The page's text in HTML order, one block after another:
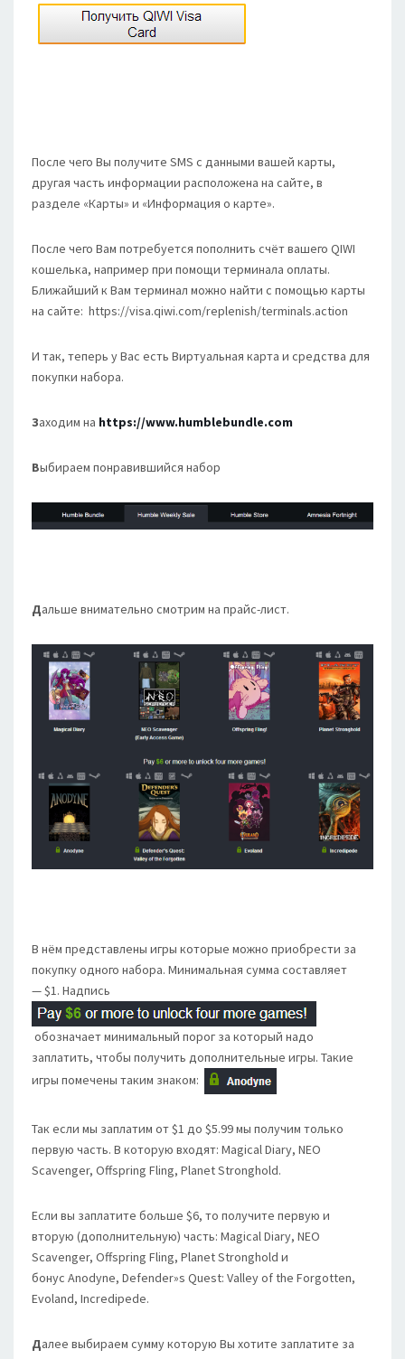
После чего Вы получите SMS с данными вашей карты,
другая часть информации расположена на сайте, в
разделе «Карты» и «Информация о карте».
После чего Вам потребуется пополнить счёт вашего QIWI
кошелька, например при помощи терминала оплаты.
Ближайший к Вам терминал можно найти с помощью карты
на сайте: https://visa.qiwi.com/replenish/terminals.action
И так, теперь у Вас есть Виртуальная карта и средства для
покупки набора.
Заходим на https://www.humblebundle.com
Выбираем понравившийся набор
Дальше внимательно смотрим на прайс-лист.
В нём представлены игры которые можно приобрести за
покупку одного набора. Минимальная сумма составляет
— $1. Надпись
обозначает минимальный порог за который надо
заплатить, чтобы получить дополнительные игры. Такие
игры помечены таким знаком:
Так если мы заплатим от $1 до $5.99 мы получим только
первую часть. В которую входят: Magical Diary, NEO
Scavenger, Offspring Fling, Planet Stronghold.
Если вы заплатите больше $6, то получите первую и
вторую (дополнительную) часть: Magical Diary, NEO
Scavenger, Offspring Fling, Planet Stronghold и
бонус Anodyne, Defender»s Quest: Valley of the Forgotten,
Evoland, Incredipede.
Далее выбираем сумму которую Вы хотите заплатите за